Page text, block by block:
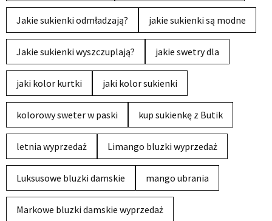
Jakie sukienki odmładzają? jakie sukienki są modne
Jakie sukienki wyszczuplają? jakie swetry dla
jaki kolor kurtki jaki kolor sukienki
kolorowy sweter w paski kup sukienkę z Butik
letnia wyprzedaż Limango bluzki wyprzedaż
Luksusowe bluzki damskie mango ubrania
Markowe bluzki damskie wyprzedaż